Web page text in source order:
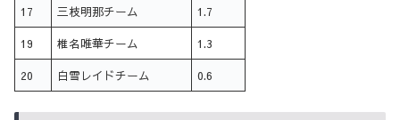
17 三枝明那チーム 1.7
19 椎名唯華チーム 1.3
20 白雪レイドチーム 0.6